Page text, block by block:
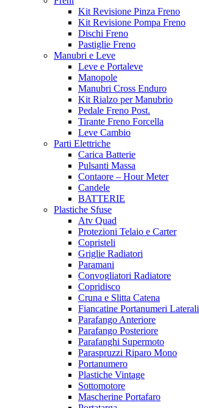
Kit Revisione Pinza Freno
Kit Revisione Pompa Freno
Dischi Freno
Pastiglie Freno
Manubri e Leve
Leve e Portaleve
Manopole
Manubri Cross Enduro
Kit Rialzo per Manubrio
Pedale Freno Post.
Tirante Freno Forcella
Leve Cambio
Parti Elettriche
Carica Batterie
Pulsanti Massa
Contaore – Hour Meter
Candele
BATTERIE
Plastiche Sfuse
Atv Quad
Protezioni Telaio e Carter
Copristeli
Griglie Radiatori
Paramani
Convogliatori Radiatore
Copridisco
Cruna e Slitta Catena
Fiancatine Portanumeri Laterali
Parafango Anteriore
Parafango Posteriore
Parafanghi Supermoto
Paraspruzzi Riparo Mono
Portanumero
Plastiche Vintage
Sottomotore
Mascherine Portafaro